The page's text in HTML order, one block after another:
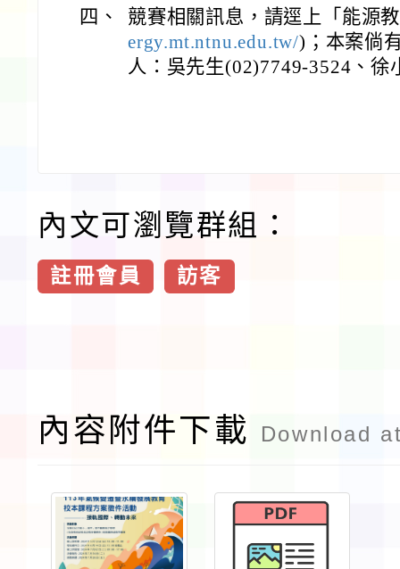
四、
競賽相關訊息，請逕上「能源
ergy.mt.ntnu.edu.tw/)；本案倘
人：吳先生(02)7749-3524、徐
內文可瀏覽群組：
註冊會員 訪客
內容附件下載 Download